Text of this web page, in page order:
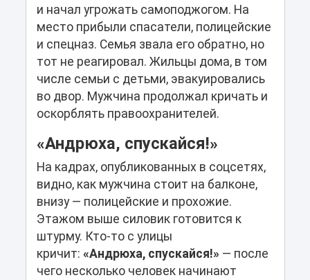
и начал угрожать самоподжогом. На
место прибыли спасатели, полицейские
и спецназ. Семья звала его обратно, но
тот не реагировал. Жильцы дома, в том
числе семьи с детьми, эвакуировались
во двор. Мужчина продолжал кричать и
оскорблять правоохранителей.
«Андрюха, спускайся!»
На кадрах, опубликованных в соцсетях,
видно, как мужчина стоит на балконе,
внизу — полицейские и прохожие.
Этажом выше силовик готовится к
штурму. Кто-то с улицы
кричит: «Андрюха, спускайся!» — после
чего несколько человек начинают